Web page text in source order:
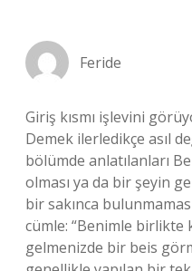
Feride
Giriş kısmı işlevini
Demek ilerledikçe asıl
bölümde anlatılanları
olması ya da bir şeyin
bir sakınca
cümle: “Benimle birlikte
gelmenizde bir beis